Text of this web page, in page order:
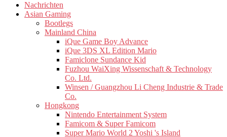
Nachrichten
Asian Gaming
Bootlegs
Mainland China
iQue Game Boy Advance
iQue 3DS XL Edition Mario
Famiclone Sundance Kid
Fuzhou WaiXing Wissenschaft & Technology
Co. Ltd.
Winsen / Guangzhou Li Cheng Industrie & Trade
Co.
Hongkong
Nintendo Entertainment System
Famicom & Super Famicom
Super Mario World 2 Yoshi 's Island